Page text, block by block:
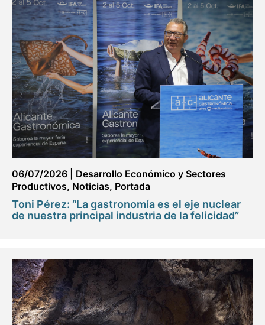
06/07/2026
Desarrollo Económico y Sectores
Productivos, Noticias, Portada
Toni Pérez: “La gastronomía es el eje nuclear
de nuestra principal industria de la felicidad”